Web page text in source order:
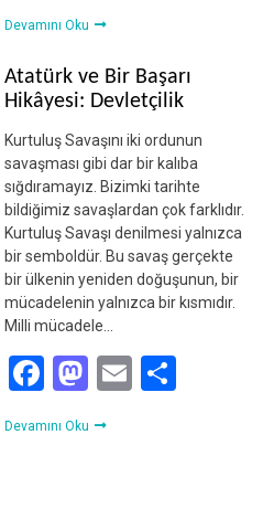
Devamını Oku
Atatürk ve Bir Başarı
Hikâyesi: Devletçilik
Kurtuluş Savaşını iki ordunun
savaşması gibi dar bir kalıba
sığdıramayız. Bizimki tarihte
bildiğimiz savaşlardan çok farklıdır.
Kurtuluş Savaşı denilmesi yalnızca
bir semboldür. Bu savaş gerçekte
bir ülkenin yeniden doğuşunun, bir
mücadelenin yalnızca bir kısmıdır.
Milli mücadele…
Facebook
Mastodon
Email
Devamını Oku